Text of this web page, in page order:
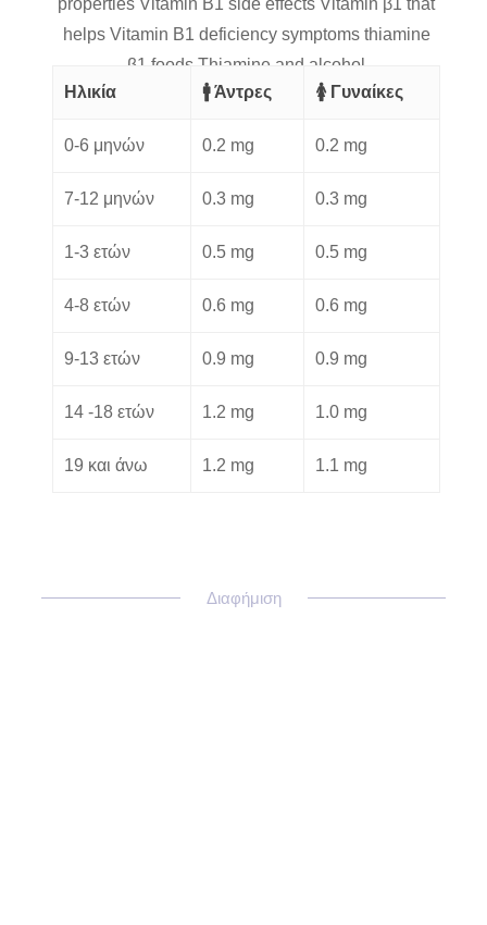
Ηλικία 🚹 Άντρες 🚺 Γυναίκες
0-6 μηνών 0.2 mg 0.2 mg
7-12 μηνών 0.3 mg 0.3 mg
1-3 ετών 0.5 mg 0.5 mg
4-8 ετών 0.6 mg 0.6 mg
9-13 ετών 0.9 mg 0.9 mg
14 -18 ετών 1.2 mg 1.0 mg
19 και άνω 1.2 mg 1.1 mg
Διαφήμιση